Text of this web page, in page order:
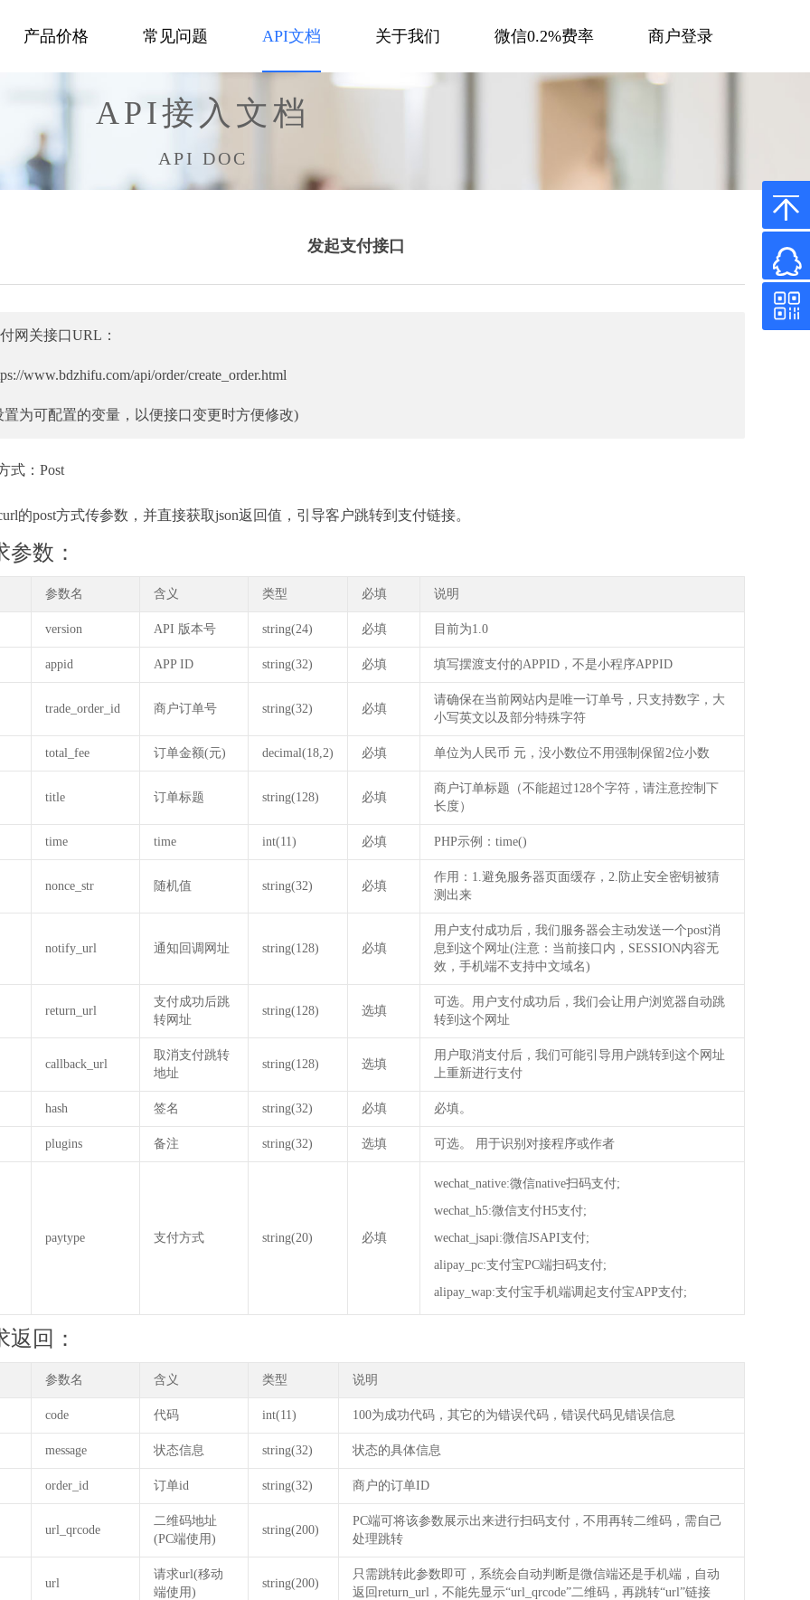
产品价格 常见问题 API文档 关于我们 微信0.2%费率 商户登录
API接入文档
API DOC
发起支付接口
网关接口URL：
www.bdzhifu.com/api/order/create_order.html
置为可配置的变量，以便接口变更时方便修改)
式：Post
的post方式传参数，并直接获取json返回值，引导客户跳转到支付链接。
参数：
参数名 含义 类型 必填 说明
version API 版本号 string(24) 必填 目前为1.0
appid APP ID string(32) 必填 填写摆渡支付的APPID，不是小程序APPID
trade_order_id 商户订单号 string(32) 必填
请确保在当前网站内是唯一订单号，只支持数字，大
小写英文以及部分特殊字符
total_fee 订单金额(元) decimal(18,2) 必填 单位为人民币 元，没小数位不用强制保留2位小数
title 订单标题 string(128) 必填
商户订单标题（不能超过128个字符，请注意控制下
长度）
time time int(11) 必填 PHP示例：time()
nonce_str 随机值 string(32) 必填
作用：1.避免服务器页面缓存，2.防止安全密钥被猜
测出来
notify_url 通知回调网址 string(128) 必填
用户支付成功后，我们服务器会主动发送一个post消
息到这个网址(注意：当前接口内，SESSION内容无
效，手机端不支持中文域名)
return_url
支付成功后跳
转网址
string(128) 选填
可选。用户支付成功后，我们会让用户浏览器自动跳
转到这个网址
callback_url
取消支付跳转
地址
string(128) 选填
用户取消支付后，我们可能引导用户跳转到这个网址
上重新进行支付
hash 签名 string(32) 必填 必填。
plugins 备注 string(32) 选填 可选。 用于识别对接程序或作者
paytype 支付方式 string(20) 必填
wechat_native:微信native扫码支付;
wechat_h5:微信支付H5支付;
wechat_jsapi:微信JSAPI支付;
alipay_pc:支付宝PC端扫码支付;
alipay_wap:支付宝手机端调起支付宝APP支付;
返回：
参数名 含义 类型 说明
code 代码 int(11) 100为成功代码，其它的为错误代码，错误代码见错误信息
message 状态信息 string(32) 状态的具体信息
order_id 订单id string(32) 商户的订单ID
url_qrcode
二维码地址
(PC端使用)
string(200)
PC端可将该参数展示出来进行扫码支付，不用再转二维码，需自己
处理跳转
url
请求url(移动
端使用)
string(200)
只需跳转此参数即可，系统会自动判断是微信端还是手机端，自动
返回return_url，不能先显示“url_qrcode”二维码，再跳转“url”链接